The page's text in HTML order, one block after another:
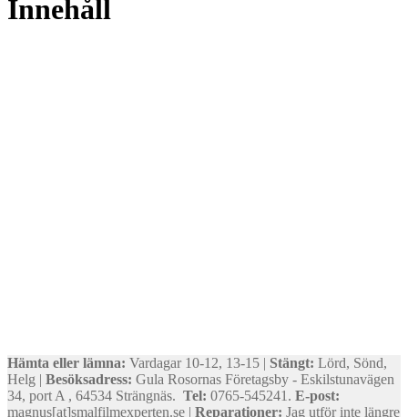
Innehåll
Hämta eller lämna: Vardagar 10-12, 13-15 | Stängt: Lörd, Sönd,
Helg | Besöksadress: Gula Rosornas Företagsby - Eskilstunavägen
34, port A , 64534 Strängnäs. Tel: 0765-545241. E-post:
magnus[at]smalfilmexperten.se | Reparationer: Jag utför inte längre